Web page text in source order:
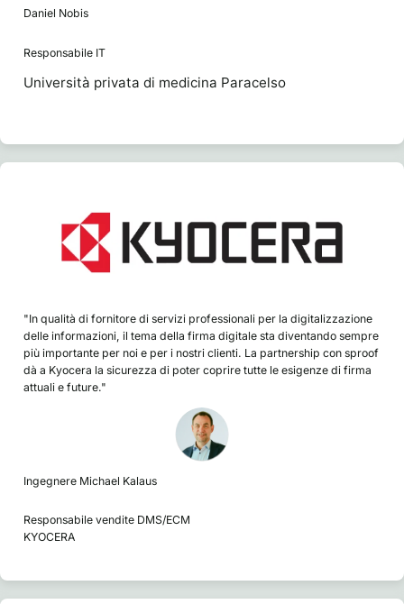
Daniel Nobis
Responsabile IT
Università privata di medicina Paracelso
"In qualità di fornitore di servizi professionali per la digitalizzazione
delle informazioni, il tema della firma digitale sta diventando sempre
più importante per noi e per i nostri clienti. La partnership con sproof
dà a Kyocera la sicurezza di poter coprire tutte le esigenze di firma
attuali e future."
Ingegnere Michael Kalaus
Responsabile vendite DMS/ECM
KYOCERA